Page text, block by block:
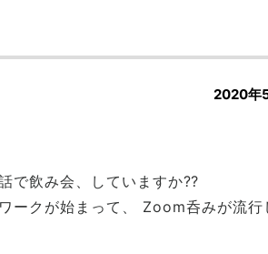
2020年
で飲み会、していますか⁇
ークが始まって、 Zoom呑みが流